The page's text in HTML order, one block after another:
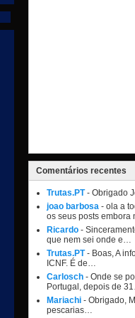
Comentários recentes
Trutas.PT- Obrigado
joao barbosa - ola a
os seus posts
Ricardo -
que nem sei onde e…
Trutas.PT- Boas, A
ICNF. É de…
Carlosch - Onde se
Portugal, depois de
Mariachi - Obrigado,
pescarias…